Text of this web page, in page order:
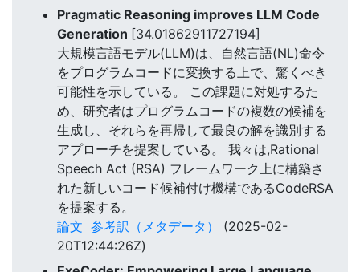
Pragmatic Reasoning improves LLM Code
Generation [34.01862911727194]
大規模言語モデル(LLM)は、自然言語(NL)命令
をプログラムコードに変換する上で、驚くべき
可能性を示している。 この課題に対処するた
め、研究者はプログラムコードの複数の候補を
生成し、それらを再帰して最良の解を識別する
アプローチを提案している。 我々は,Rational
Speech Act (RSA) フレームワーク上に構築さ
れた新しいコード候補付け機構であるCodeRSA
を提案する。
論文 参考訳（メタデータ）
(2025-02-
20T12:44:26Z)